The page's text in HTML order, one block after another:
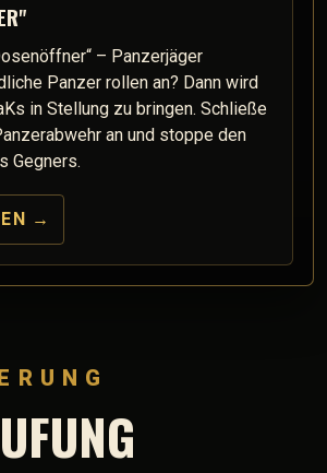
– Panzerjäger
Panzer rollen an? Dann wird
in Stellung zu bringen. Schließe
an und stoppe den
Gegners.
→